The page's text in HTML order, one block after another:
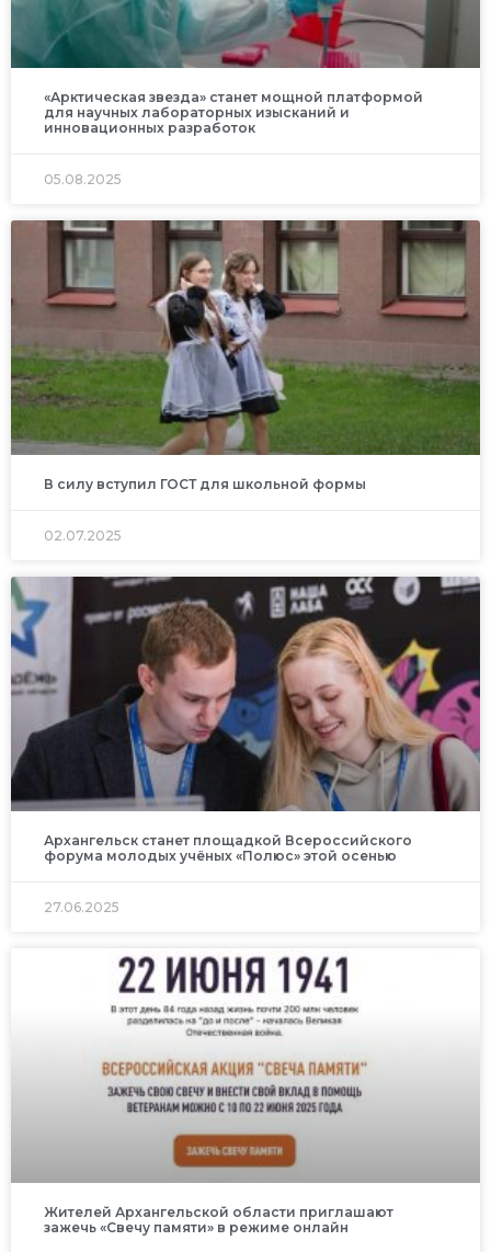
«Арктическая звезда» станет мощной платформой
для научных лабораторных изысканий и
инновационных разработок
05.08.2025
В силу вступил ГОСТ для школьной формы
02.07.2025
Архангельск станет площадкой Всероссийского
форума молодых учёных «Полюс» этой осенью
27.06.2025
Жителей Архангельской области приглашают
зажечь «Свечу памяти» в режиме онлайн